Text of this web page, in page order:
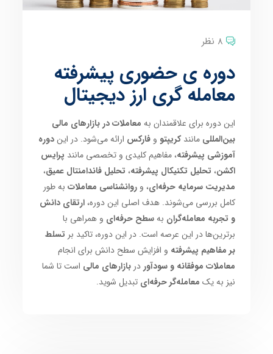
8 نظر
دوره ی حضوری پیشرفته
معامله گری ارز دیجیتال
این دوره برای علاقمندان به معاملات در بازارهای مالی
بین‌المللی مانندکریپتو وفارکس ارائه می‌شود. در ایندوره
آموزشی پیشرفته، مفاهیم کلیدی و تخصصی مانند پرایس
اکشن، تحلیل تکنیکال پیشرفته، تحلیل فاندامنتال عمیق،
مدیریت سرمایه حرفه‌ای، وروانشناسی معاملات به طور
کامل بررسی می‌شوند. هدف اصلی این دوره،ارتقای دانش
و تجربه معامله‌گران بهسطح حرفه‌ای و همراهی با
برترین‌ها در این عرصه است. در این دوره، تاکید بر تسلط
بر مفاهیم پیشرفته و افزایش سطح دانش برای انجام
معاملات موفقانه و سودآور دربازارهای مالی است تا شما
نیز به یک معامله‌گر حرفه‌ای تبدیل شوید.